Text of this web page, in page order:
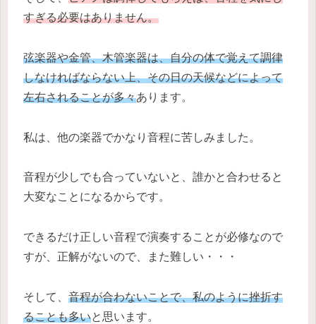
すぎる必要はありません。
弦楽器や金管、木管楽器は、自分の体で覚えて調律
しなければならない上、その日の天候などによって
左右されることが多々あります。
私は、他の楽器でかなり音程に苦しみました。
音程が少しでも合っていないと、誰かと合わせると
大変なことになるからです。
できるだけ正しい音程で演奏することが必修なので
すが、正解がないので、また難しい・・・
そして、 音程が合わないことで、私のように挫折す
ることも多いと思います。